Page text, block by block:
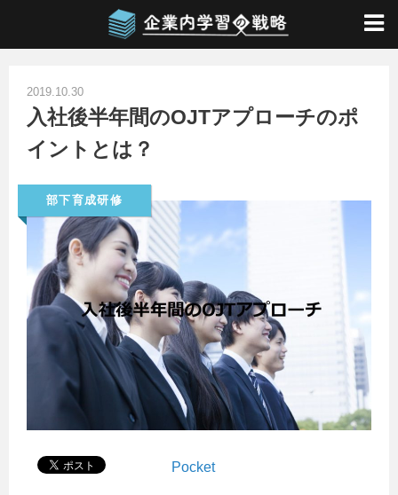
社員研修/ 部下育成研修/
入社後半年間のOJTアプローチのポイントとは？
2019.10.30
入社後半年間のOJTアプローチのポ
イントとは？
部下育成研修
Pocket